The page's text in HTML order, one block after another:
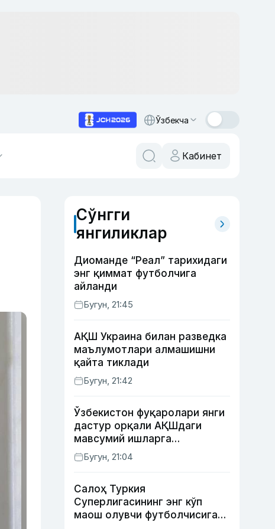
Ўзбекча
Кабинет
Сўнгги
янгиликлар
Диоманде “Реал” тарихидаги
энг қиммат футболчига
айланди
Бугун, 21:45
АҚШ Украина билан разведка
маълумотлари алмашишни
қайта тиклади
Бугун, 21:42
Ўзбекистон фуқаролари янги
дастур орқали АҚШдаги
мавсумий ишларга
тайёрланади ва
жойлаштирилади
Бугун, 21:04
Салоҳ Туркия
Суперлигасининг энг кўп
маош олувчи футболчисига